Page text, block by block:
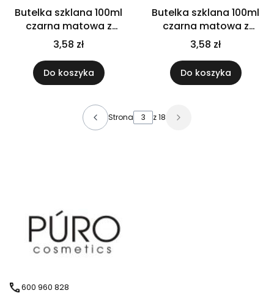
Butelka szklana 100ml
czarna matowa z
pipetą czarną
3,58 zł
Do koszyka
Butelka szklana 100ml
czarna matowa z
pipetą gwarancyjną
3,58 zł
Do koszyka
Strona z 18
600 960 828